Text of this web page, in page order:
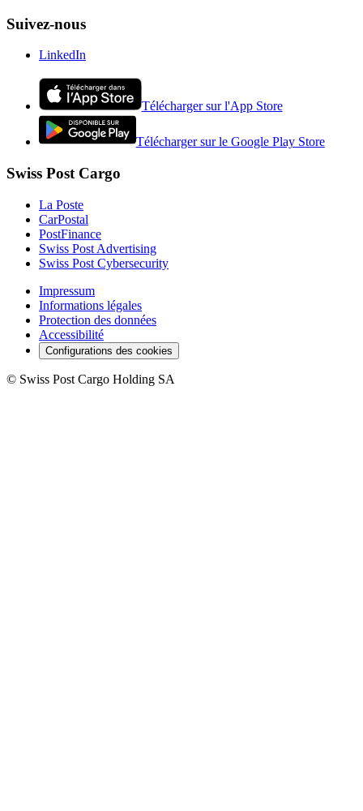
Suivez-nous
LinkedIn
Télécharger sur l'App Store
Télécharger sur le Google Play Store
Swiss Post Cargo
La Poste
CarPostal
PostFinance
Swiss Post Advertising
Swiss Post Cybersecurity
Impressum
Informations légales
Protection des données
Accessibilité
Configurations des cookies
© Swiss Post Cargo Holding SA